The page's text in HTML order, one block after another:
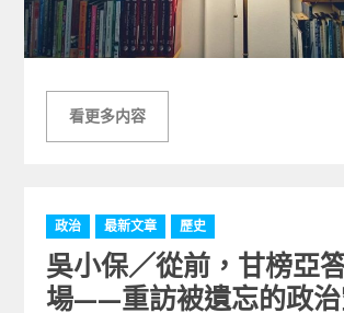
看更多内容
C
a
t
e
政治 最新文章 歷史
吳小保／從前，甘榜亞
場——重訪被遺忘的政治